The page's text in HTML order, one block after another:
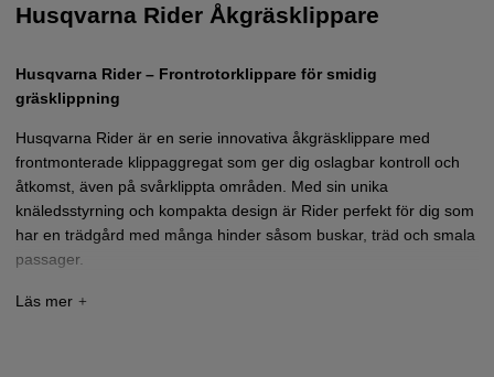
Husqvarna Rider Åkgräsklippare
Husqvarna Rider – Frontrotorklippare för smidig
gräsklippning
Husqvarna Rider är en serie innovativa åkgräsklippare med
frontmonterade klippaggregat som ger dig oslagbar kontroll och
åtkomst, även på svårklippta områden. Med sin unika
knäledsstyrning och kompakta design är Rider perfekt för dig som
har en trädgård med många hinder såsom buskar, träd och smala
passager.
Vårt sortiment av Husqvarna Rider omfattar flera modeller, från